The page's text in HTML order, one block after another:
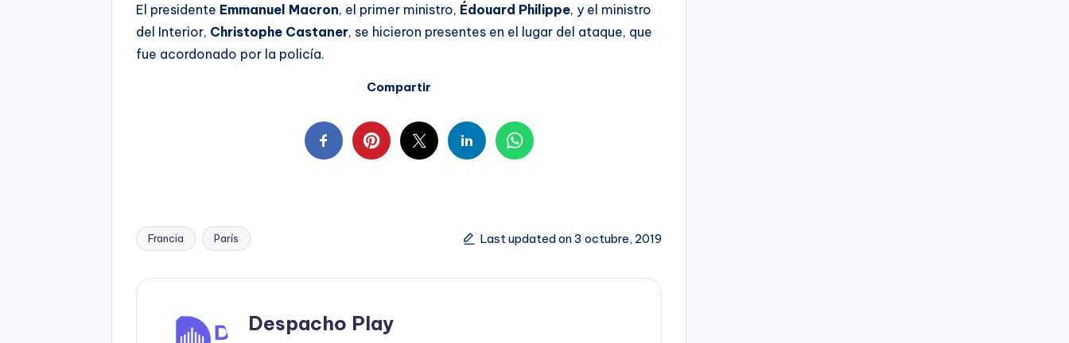
El presidente Emmanuel Macron, el primer ministro, Édouard Philippe, y el ministro
del Interior, Christophe Castaner, se hicieron presentes en el lugar del ataque, que
fue acordonado por la policía.
Compartir
Tags:
Francia París Last updated on 3 octubre, 2019
Despacho Play